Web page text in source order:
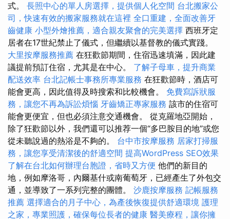
式。 長照中心的單人房選擇，提供個人化空間 台北搬家公
司，快速有效的搬家服務就在這裡 全口重建，全面改善牙
齒健康 小型外燴推薦，適合親友聚會的完美選擇 西班牙定
居者在17世紀禁止了儀式，但繼續以基督教的儀式實踐。
大里按摩服務推薦 在狂歡節期間，住宿迅速填滿，因此建
議提前預訂住宿，尤其是在中心。 了解子母車，提升商業
配送效率 台北記帳士事務所專業服務 在狂歡節時，酒店可
能會更高，因此值得及時搜索和比較機會。 免費寫訴狀服
務，讓您不再為訴訟煩惱 牙齒矯正專家服務 該市的住宿可
能會更便宜，但也必須注意交通機會。 從克羅地亞開始，
除了狂歡節以外，我們還可以推荐一個“多巴胺目的地”或您
從未聽說過的熱浴是不夠的。 台中市按摩服務 居家打掃服
務，讓您享受清潔後的舒適空間 提高WordPress SEO效果
了解在台北如何辦理台胞證，省時又方便 他們的新目的
地，例如摩洛哥，內爾基什或南葡萄牙，已經產生了外包交
通，並導致了一系列完整的團體。 沙鹿按摩服務 記帳服務
推薦 選擇適合的月子中心，為產後恢復提供舒適環境 護理
之家，專業照護，確保每位長者的健康 醫美療程，讓你擁